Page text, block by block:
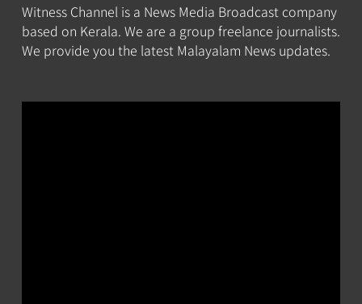
Witness Channel is a News Media Broadcast company
based on Kerala. We are a group freelance journalists.
We provide you the latest Malayalam News updates.